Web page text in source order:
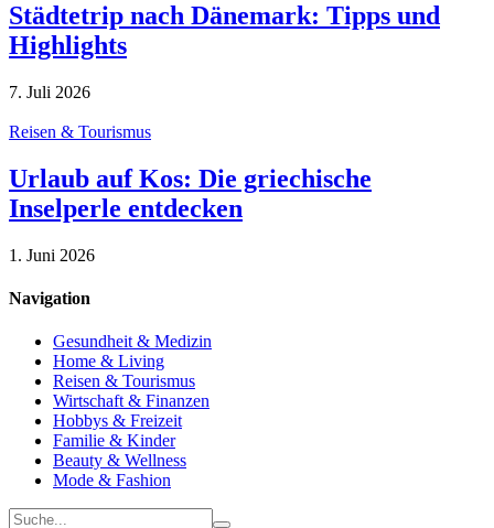
Städtetrip nach Dänemark: Tipps und
Highlights
7. Juli 2026
Reisen & Tourismus
Urlaub auf Kos: Die griechische
Inselperle entdecken
1. Juni 2026
Navigation
Gesundheit & Medizin
Home & Living
Reisen & Tourismus
Wirtschaft & Finanzen
Hobbys & Freizeit
Familie & Kinder
Beauty & Wellness
Mode & Fashion